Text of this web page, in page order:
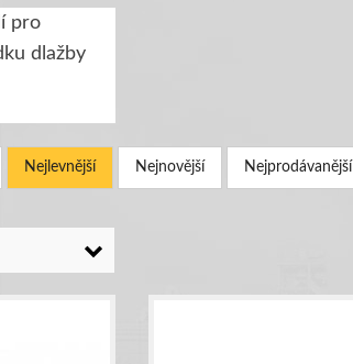
pro
dlažby
Nejlevnější Nejnovější Nejprodávanější